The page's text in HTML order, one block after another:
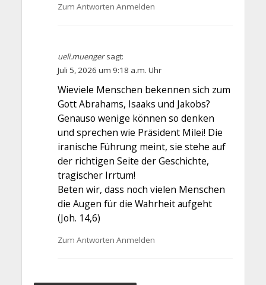
Zum Antworten Anmelden
ueli.muenger sagt:
Juli 5, 2026 um 9:18 a.m. Uhr
Wieviele Menschen bekennen sich zum
Gott Abrahams, Isaaks und Jakobs?
Genauso wenige können so denken
und sprechen wie Präsident Milei! Die
iranische Führung meint, sie stehe auf
der richtigen Seite der Geschichte,
tragischer Irrtum!
Beten wir, dass noch vielen Menschen
die Augen für die Wahrheit aufgeht
(Joh. 14,6)
Zum Antworten Anmelden